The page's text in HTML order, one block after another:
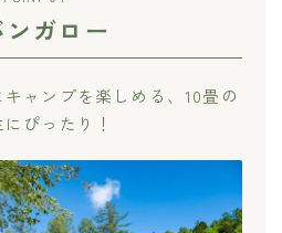
ンガロー
ャンプを楽しめる、10畳の
ぴったり！